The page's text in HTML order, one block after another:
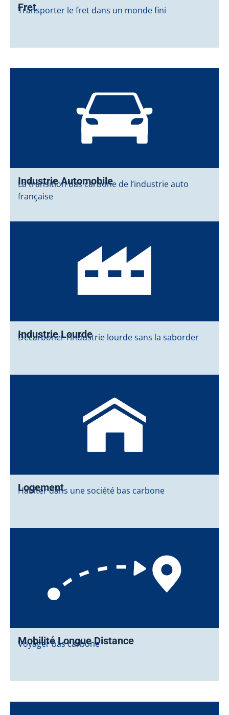
Fret
Transporter le fret dans un monde fini
Industrie Automobile
La transition bas carbone de l’industrie auto
française
Industrie Lourde
Décarboner l’industrie lourde sans la saborder
Logement
Habiter dans une société bas carbone
Mobilité Longue Distance
Voyager bas carbone